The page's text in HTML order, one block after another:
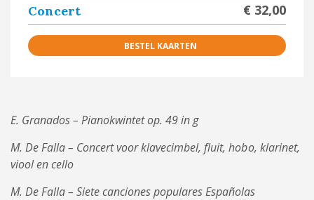
Concert € 32,00
BESTEL KAARTEN
E. Granados – Pianokwintet op. 49 in g
M. De Falla – Concert voor klavecimbel, fluit, hobo, klarinet,
viool en cello
M. De Falla – Siete canciones populares Españolas